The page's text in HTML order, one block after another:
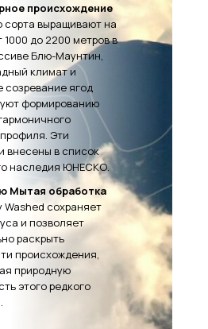
происхождение
Мытая обработка
сорта выращивают на
1000 до 2200 метров в
Блю-Маунтин,
климат и
созревание ягод
формированию
Эти
внесены в список
наследия ЮНЕСКО.
Washed сохраняет
и позволяет
раскрыть
происхождения,
природную
этого редкого